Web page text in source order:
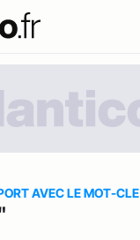
AVEC LE MOT-CLE